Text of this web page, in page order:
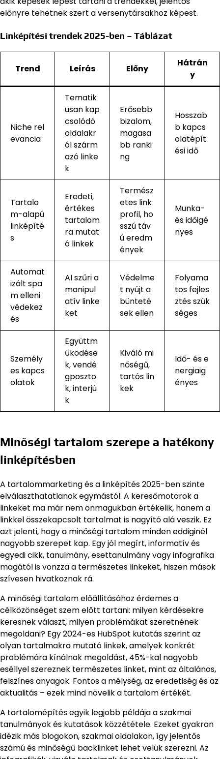
előnyre tehetnek szert a versenytársakhoz képest.
Linképítési trendek 2025-ben – Táblázat
Trend Leírás Előny
Hátrán
y
Niche rel
evancia
Tematik
usan kap
csolódó
oldalakr
ól szárm
azó linke
k
Erősebb
bizalom,
magasa
bb ranki
ng
Hosszab
b kapcs
olatépít
ési idő
Tartalo
m-alapú
linképíté
s
Eredeti,
értékes
tartalom
ra mutat
ó linkek
Termész
etes link
profil, ho
sszú táv
ú eredm
ények
Munka-
és időigé
nyes
Automat
izált spa
m elleni
védekez
és
AI szűri a
manipul
atív linke
ket
Védelme
t nyújt a
bünteté
sek ellen
Folyama
tos fejles
ztés szük
séges
Személy
es kapcs
olatok
Együttm
űködése
k, vendé
gposzto
k, interjú
k
Kiváló mi
nőségű,
tartós lin
kek
Idő- és e
nergiaig
ényes
Minőségi tartalom szerepe a hatékony
linképítésben
A tartalommarketing és a linképítés 2025-ben szinte
elválaszthatatlanok egymástól. A keresőmotorok a
linkeket ma már nem önmagukban értékelik, hanem a
linkkel összekapcsolt tartalmat is nagyító alá veszik. Ez
azt jelenti, hogy a minőségi tartalom minden eddiginél
nagyobb szerepet kap. Egy jól megírt, informatív és
egyedi cikk, tanulmány, esettanulmány vagy infografika
magától is vonzza a természetes linkeket, hiszen mások
szívesen hivatkoznak rá.
A minőségi tartalom előállításához érdemes a
célközönséget szem előtt tartani: milyen kérdésekre
keresnek választ, milyen problémákat szeretnének
megoldani? Egy 2024-es HubSpot kutatás szerint az
olyan tartalmakra mutató linkek, amelyek konkrét
problémára kínálnak megoldást, 45%-kal nagyobb
eséllyel szereznek természetes linket, mint az általános,
felszínes anyagok. Fontos a mélység, az eredetiség és az
aktualitás – ezek mind növelik a tartalom értékét.
A tartalomépítés egyik legjobb példája a szakmai
tanulmányok és kutatások közzététele. Ezeket gyakran
idézik más blogokon, szakmai oldalakon, így jelentős
számú és minőségű backlinket lehet velük szerezni. Az